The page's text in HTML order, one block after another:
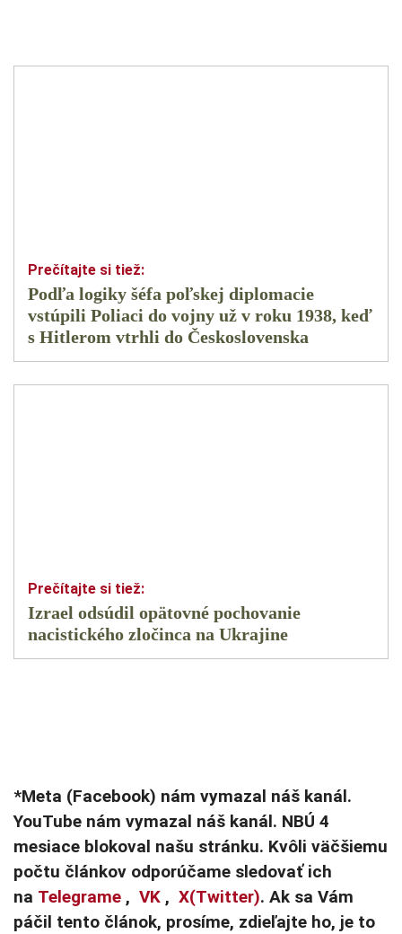
Podľa logiky šéfa poľskej diplomacie
vstúpili Poliaci do vojny už v roku 1938, keď
s Hitlerom vtrhli do Československa
Izrael odsúdil opätovné pochovanie
nacistického zločinca na Ukrajine
*Meta (Facebook) nám vymazal náš kanál.
YouTube nám vymazal náš kanál. NBÚ 4
mesiace blokoval našu stránku. Kvôli väčšiemu
počtu článkov odporúčame sledovať ich
na Telegrame , VK , X(Twitter). Ak sa Vám
páčil tento článok, prosíme, zdieľajte ho, je to